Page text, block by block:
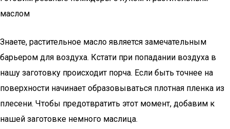
маслом
Знаете, растительное масло является замечательным
барьером для воздуха. Кстати при попадании воздуха в
нашу заготовку происходит порча. Если быть точнее на
поверхности начинает образовываться плотная пленка из
плесени. Чтобы предотвратить этот момент, добавим к
нашей заготовке немного маслица.